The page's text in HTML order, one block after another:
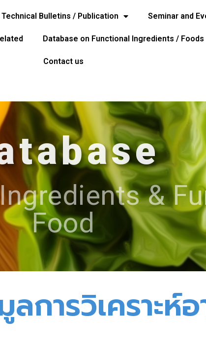
Technical Bulletins / Publication Seminar and
Database on Functional Ingredients / Foods
Contact us
&
Food
การวิเคราะห์อ